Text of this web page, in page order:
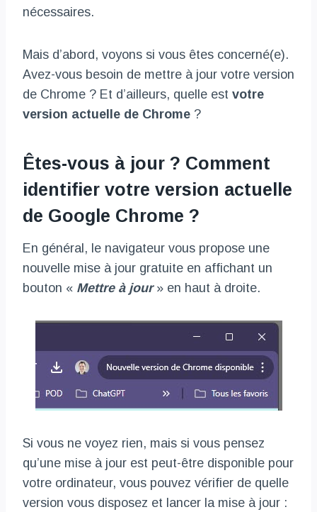
nécessaires.
Mais d’abord, voyons si vous êtes concerné(e).
Avez-vous besoin de mettre à jour votre version
de Chrome ? Et d’ailleurs, quelle est votre
version actuelle de Chrome ?
Êtes-vous à jour ? Comment
identifier votre version actuelle
de Google Chrome ?
En général, le navigateur vous propose une
nouvelle mise à jour gratuite en affichant un
bouton « Mettre à jour » en haut à droite.
Si vous ne voyez rien, mais si vous pensez
qu’une mise à jour est peut-être disponible pour
votre ordinateur, vous pouvez vérifier de quelle
version vous disposez et lancer la mise à jour :